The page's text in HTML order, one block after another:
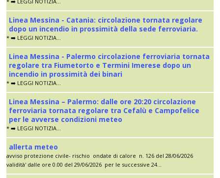
Linea Messina - Catania: circolazione tornata regolare
dopo un incendio in prossimità della sede ferroviaria.
* ➡️ LEGGI NOTIZIA...
Linea Messina - Palermo circolazione ferroviaria tornata
regolare tra Fiumetorto e Termini Imerese dopo un
incendio in prossimità dei binari
* ➡️ LEGGI NOTIZIA...
Linea Messina – Palermo: dalle ore 20:20 circolazione
ferroviaria tornata regolare tra Cefalù e Campofelice
per le avverse condizioni meteo
* ➡️ LEGGI NOTIZIA...
allerta meteo
avviso protezione civile- rischio ondate di calore n. 126 del 28/06/2026
validità' dalle ore 0.00 del 29/06/2026 per le successive 24...